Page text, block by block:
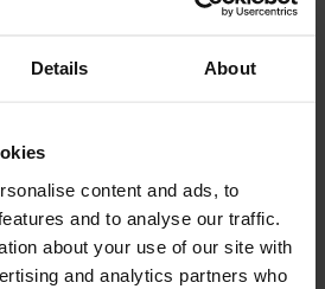
Details About
content and ads, to
and to analyse our traffic.
about your use of our site with
and analytics partners who
Arne Olsen